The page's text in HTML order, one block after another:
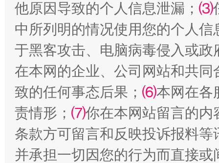
他原因导致的个人信息泄漏； ⑶
中所列明的情况使用您的个人
于黑客攻击、电脑病毒侵入或
在本网的企业、公司网站和共
致的任何事态后果； ⑹本网在各
责情形； ⑺你在本网站留言的内
条款方可留言和反映投诉报料
并承担一切因您的行为而直接